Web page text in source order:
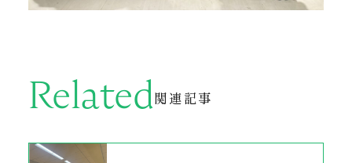
Related関連記事